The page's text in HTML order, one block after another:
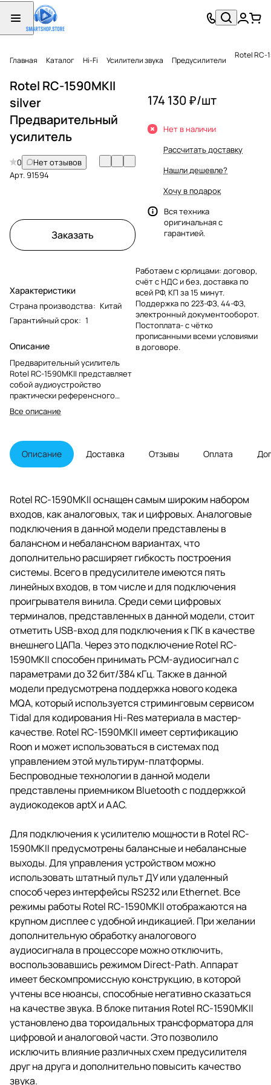
Главная Каталог Hi-Fi Усилители звука Предусилители Rotel RC-
Rotel RC-1590MKII
silver
Предварительный
усилитель
0
Нет отзывов
Арт.91594
Заказать
Характеристики
Страна производства: Китай
Гарантийный срок: 1
Описание
Предварительный усилитель
Rotel RC-1590MKII представляет
собой аудиоустройство
практически референсного
класса. Аппарат рассчитан на
использование в системах
получить бескомпромиссное
звучание музыки.
Все описание
174 130 ₽/шт
Нет в наличии
Рассчитать доставку
Нашли дешевле?
Хочу в подарок
Вся техника
оригинальная с
гарантией.
Работаем с юрлицами: договор,
счёт с НДС и без, доставка по
всей РФ, КП за 15 минут.
Поддержка по 223-ФЗ, 44-ФЗ,
электронный документооборот.
Постоплата- с чётко
прописанными всеми условиями
в договоре.
Описание Доставка Отзывы Оплата
Rotel RC-1590MKII оснащен самым широким набором
входов, как аналоговых, так и цифровых. Аналоговые
подключения в данной модели представлены в
балансном и небалансном вариантах, что
дополнительно расширяет гибкость построения
системы. Всего в предусилителе имеются пять
линейных входов, в том числе и для подключения
проигрывателя винила. Среди семи цифровых
терминалов, представленных в данной модели, стоит
отметить USB-вход для подключения к ПК в качестве
внешнего ЦАПа. Через это подключение Rotel RC-
1590MKII способен принимать PCM-аудиосигнал с
параметрами до 32 бит/384 кГц. Также в данной
модели предусмотрена поддержка нового кодека
MQA, который используется стриминговым сервисом
Tidal для кодирования Hi-Res материала в мастер-
качестве. Rotel RC-1590MKII имеет сертификацию
Roon и может использоваться в системах под
управлением этой мультирум-платформы.
Беспроводные технологии в данной модели
представлены приемником Bluetooth с поддержкой
аудиокодеков aptX и AAC.
Для подключения к усилителю мощности в Rotel RC-
1590MKII предусмотрены балансные и небалансные
выходы. Для управления устройством можно
использовать штатный пульт ДУ или удаленный
способ через интерфейсы RS232 или Ethernet. Все
режимы работы Rotel RC-1590MKII отображаются на
крупном дисплее с удобной индикацией. При желании
дополнительную обработку аналогового
аудиосигнала в процессоре можно отключить,
воспользовавшись режимом Direct-Path. Аппарат
имеет бескомпромиссную конструкцию, в которой
учтены все нюансы, способные негативно сказаться
на качестве звука. В блоке питания Rotel RC-1590MKII
установлено два тороидальных трансформатора для
цифровой и аналоговой части. Это позволило
исключить влияние различных схем предусилителя
друг на друга и дополнительно повысить качество
звука.